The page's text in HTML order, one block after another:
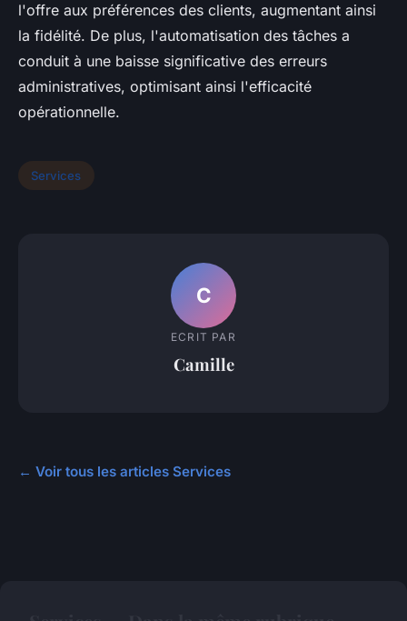
l'offre aux préférences des clients, augmentant ainsi
la fidélité. De plus, l'automatisation des tâches a
conduit à une baisse significative des erreurs
administratives, optimisant ainsi l'efficacité
opérationnelle.
Services
C
ECRIT PAR
Camille
← Voir tous les articles Services